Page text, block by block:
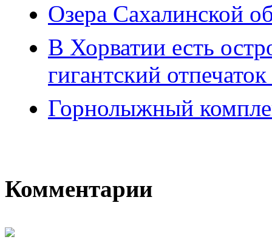
Озера Сахалинской
В Хорватии есть
гигантский
Горнолыжный
Комментарии